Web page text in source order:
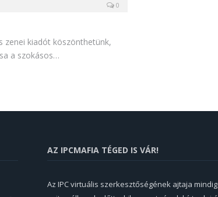
0
zenei kiadót köszönthetünk,
a szokásos…
AZ IPCMAFIA TÉGED IS VÁR!
Az IPC virtuális szerkesztőségének ajtaja mindig